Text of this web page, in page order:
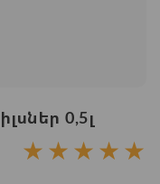
0,5լ
★
★
★
★
★